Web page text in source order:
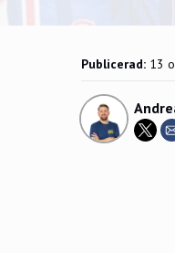
Publicerad: 13